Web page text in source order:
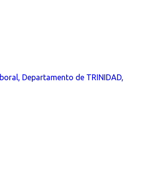
Departamento de TRINIDAD,